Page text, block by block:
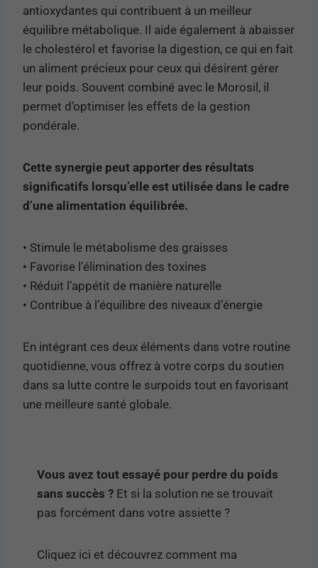
antioxydantes qui contribuent à un meilleur
équilibre métabolique. Il aide également à abaisser
le cholestérol et favorise la digestion, ce qui en fait
un aliment précieux pour ceux qui désirent gérer
leur poids. Souvent combiné avec le Morosil, il
permet d’optimiser les effets de la gestion
pondérale.
Cette synergie peut apporter des résultats
significatifs lorsqu’elle est utilisée dans le cadre
d’une alimentation équilibrée.
• Stimule le métabolisme des graisses
• Favorise l’élimination des toxines
• Réduit l’appétit de manière naturelle
• Contribue à l’équilibre des niveaux d’énergie
En intégrant ces deux éléments dans votre routine
quotidienne, vous offrez à votre corps du soutien
dans sa lutte contre le surpoids tout en favorisant
une meilleure santé globale.
Vous avez tout essayé pour perdre du poids
sans succès ? Et si la solution ne se trouvait
pas forcément dans votre assiette ?
Cliquez ici et découvrez comment ma